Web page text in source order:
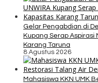
Gelar Pengabdian di
Kupang Serap Aspirasi
Karang Taruna
8 Agustus 2026
Mahasiswa KKN UMK